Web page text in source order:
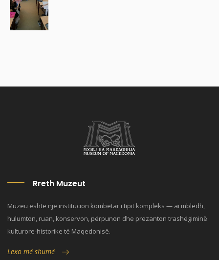
Rreth Muzeut
Muzeu është një institucion kombëtar i tipit kompleks — ai mbledh,
hulumton, ruan, konservon, përpunon dhe prezanton trashëgiminë
kulturore-historike të Maqedonisë.
Lexo më shumë